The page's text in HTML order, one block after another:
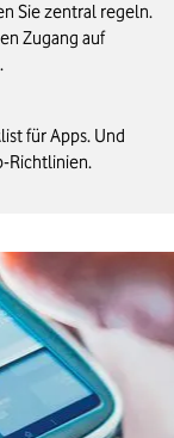
Sie zentral regeln.
Zugang auf
für Apps. Und
Richtlinien.